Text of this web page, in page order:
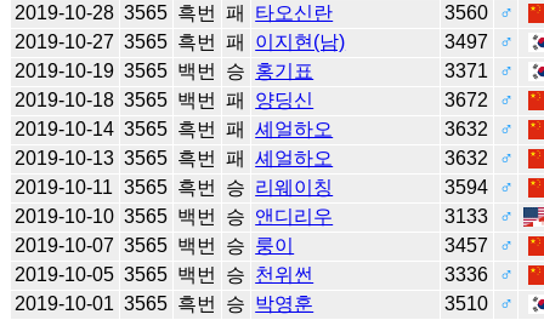
2019-10-28 3565 흑번 패 타오신란 3560
♂
2019-10-27 3565 흑번 패 이지현(남) 3497
♂
2019-10-19 3565 백번 승 홍기표 3371
♂
2019-10-18 3565 백번 패 양딩신 3672
♂
2019-10-14 3565 흑번 패 셰얼하오 3632
♂
2019-10-13 3565 흑번 패 셰얼하오 3632
♂
2019-10-11 3565 흑번 승 리웨이칭 3594
♂
2019-10-10 3565 백번 승 앤디리우 3133
♂
2019-10-07 3565 백번 승 룽이 3457
♂
2019-10-05 3565 백번 승 천위썬 3336
♂
2019-10-01 3565 흑번 승 박영훈 3510
♂